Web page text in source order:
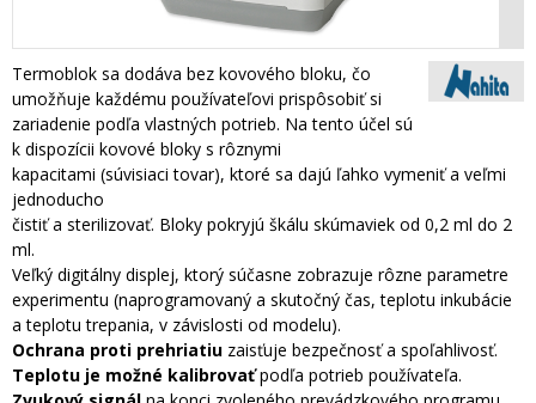
Termoblok sa dodáva bez kovového bloku, čo
umožňuje každému používateľovi prispôsobiť si
zariadenie podľa vlastných potrieb. Na tento účel sú
k dispozícii kovové bloky s rôznymi
kapacitami (súvisiaci tovar), ktoré sa dajú ľahko vymeniť a veľmi
jednoducho
čistiť a sterilizovať. Bloky pokryjú škálu skúmaviek od 0,2 ml do 2
ml.
Veľký digitálny displej, ktorý súčasne zobrazuje rôzne parametre
experimentu (naprogramovaný a skutočný čas, teplotu inkubácie
a teplotu trepania, v závislosti od modelu).
Ochrana proti prehriatiu zaisťuje bezpečnosť a spoľahlivosť.
Teplotu je možné kalibrovaťpodľa potrieb používateľa.